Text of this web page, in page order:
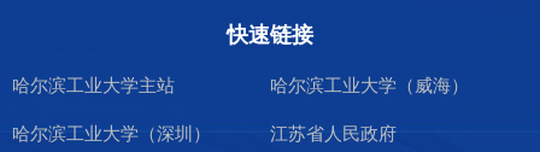
快速链接
哈尔滨工业大学主站 哈尔滨工业大学（威海）
哈尔滨工业大学（深圳） 江苏省人民政府